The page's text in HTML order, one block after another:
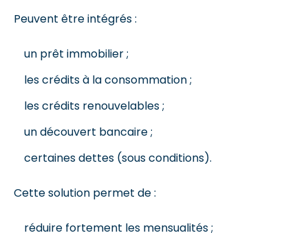
Peuvent être intégrés :
un prêt immobilier ;
les crédits à la consommation ;
les crédits renouvelables ;
un découvert bancaire ;
certaines dettes (sous conditions).
Cette solution permet de :
réduire fortement les mensualités ;